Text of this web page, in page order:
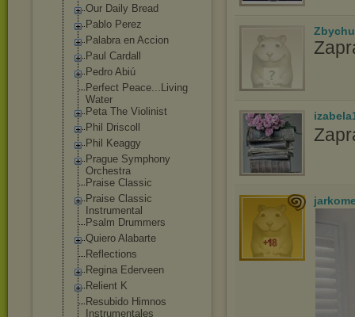
Our Daily Bread
Pablo Perez
Palabra en Accion
Paul Cardall
Pedro Abiú
Perfect Peace...Living
Water
Peta The Violinist
Phil Driscoll
Phil Keaggy
Prague Symphony
Orchestra
Praise Classic
Praise Classic
Instrumental
Psalm Drummers
Quiero Alabarte
Reflections
Regina Ederveen
Relient K
Resubido Himnos
Instrumentales